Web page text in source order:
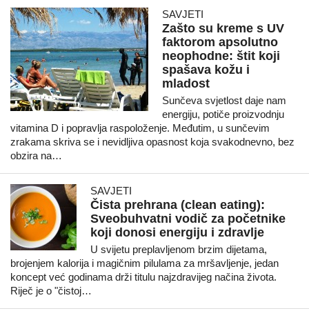
SAVJETI
Zašto su kreme s UV
faktorom apsolutno
neophodne: štit koji
spašava kožu i
mladost
Sunčeva svjetlost daje nam
energiju, potiče proizvodnju
vitamina D i popravlja raspoloženje. Međutim, u sunčevim
zrakama skriva se i nevidljiva opasnost koja svakodnevno, bez
obzira na…
SAVJETI
Čista prehrana (clean eating):
Sveobuhvatni vodič za početnike
koji donosi energiju i zdravlje
U svijetu preplavljenom brzim dijetama,
brojenjem kalorija i magičnim pilulama za mršavljenje, jedan
koncept već godinama drži titulu najzdravijeg načina života.
Riječ je o "čistoj…